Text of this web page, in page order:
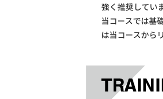
強く推奨していま
当コースでは基
は当コースから